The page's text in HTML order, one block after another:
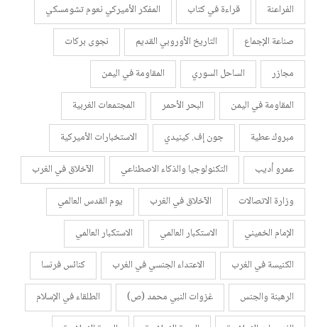
الفراعنة
قراءة في كتاب
المفكر الأميركي نعوم تشومسكي
صناعة الإجماع
التاريخ الأوروبي القديم
نجوى بركات
مجازر
الساحل السوري
المقاومة في اليمن
المقاومة في اليمن
البحر الأحمر
المجتمعات الغربية
مبروك عطية
جون إف. كينيدي
الاستخبارات الأميركية
عمرو أديب
التكنولوجيا والذكاء الاصطناعي
الآخلاق في الغرب
وزارة الاتصالات
الآخلاق في الغرب
يوم القدس العالمي
الإمام الخميني
الاستكبار العالمي
الاستكبار العالمي
الكنيسة في الغرب
الاعتداء الجنسي في الغرب
كنائس فرنسا
الرهبنة والجنس
غزوات النبي محمد (ص)
الطلقاء في الإسلام